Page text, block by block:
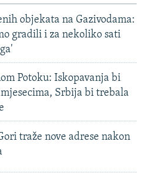
objekata na Gazivodama:
gradili i za nekoliko sati
Potoku: Iskopavanja bi
Srbija bi trebala
traže nove adrese nakon